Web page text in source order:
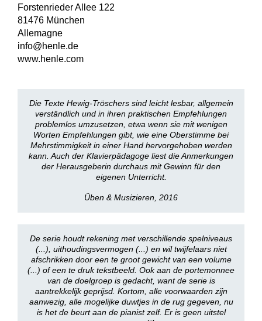
Forstenrieder Allee 122
81476 München
Allemagne
info@henle.de
www.henle.com
Die Texte Hewig-Tröschers sind leicht lesbar, allgemein
verständlich und in ihren praktischen Empfehlungen
problemlos umzusetzen, etwa wenn sie mit wenigen
Worten Empfehlungen gibt, wie eine Oberstimme bei
Mehrstimmigkeit in einer Hand hervorgehoben werden
kann. Auch der Klavierpädagoge liest die Anmerkungen
der Herausgeberin durchaus mit Gewinn für den
eigenen Unterricht.
Üben & Musizieren, 2016
De serie houdt rekening met verschillende spelniveaus
(...), uithoudingsvermogen (...) en wil twijfelaars niet
afschrikken door een te groot gewicht van een volume
(...) of een te druk tekstbeeld. Ook aan de portemonnee
van de doelgroep is gedacht, want de serie is
aantrekkelijk geprijsd. Kortom, alle voorwaarden zijn
aanwezig, alle mogelijke duwtjes in de rug gegeven, nu
is het de beurt aan de pianist zelf. Er is geen uitstel